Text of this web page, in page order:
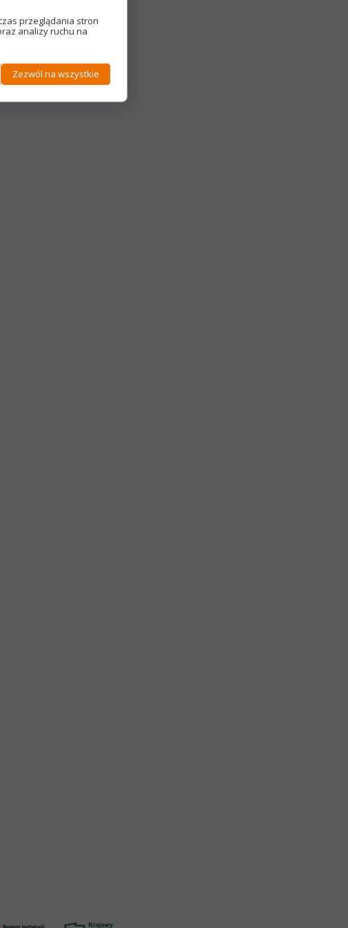
przeglądania stron
analizy ruchu na
Zezwól na wszystkie